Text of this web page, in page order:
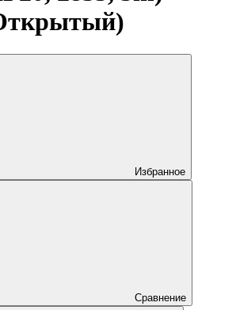
Избранное
Сравнение